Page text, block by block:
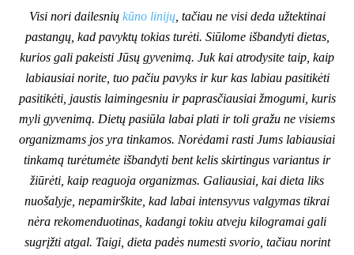
Visi nori dailesnių kūno linijų, tačiau ne visi deda užtektinai
pastangų, kad pavyktų tokias turėti. Siūlome išbandyti dietas,
kurios gali pakeisti Jūsų gyvenimą. Juk kai atrodysite taip, kaip
labiausiai norite, tuo pačiu pavyks ir kur kas labiau pasitikėti
pasitikėti, jaustis laimingesniu ir paprasčiausiai žmogumi, kuris
myli gyvenimą. Dietų pasiūla labai plati ir toli gražu ne visiems
organizmams jos yra tinkamos. Norėdami rasti Jums labiausiai
tinkamą turėtumėte išbandyti bent kelis skirtingus variantus ir
žiūrėti, kaip reaguoja organizmas. Galiausiai, kai dieta liks
nuošalyje, nepamirškite, kad labai intensyvus valgymas tikrai
nėra rekomenduotinas, kadangi tokiu atveju kilogramai gali
sugrįžti atgal. Taigi, dieta padės numesti svorio, tačiau norint